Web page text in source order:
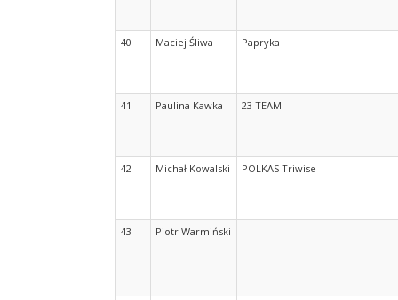
40 Maciej Śliwa Papryka
41 Paulina Kawka 23 TEAM
42 Michał Kowalski POLKAS Triwise
43 Piotr Warmiński